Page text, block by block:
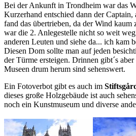
Bei der Ankunft in Trondheim war das
Kurzerhand entschied dann der Captain,
fand das übertrieben, da der Wind kaum
war die 2. Anlegestelle nicht so weit
anderen Leuten und siehe da... ich kam
Diesen Dom sollte man auf jeden
der Türme ersteigen. Drinnen gibt´s
Museen drum herum sind sehenswert.
Ein Fotoverbot gibt es auch im
dieses große Holzgebäude ist auch
noch ein Kunstmuseum und diverse